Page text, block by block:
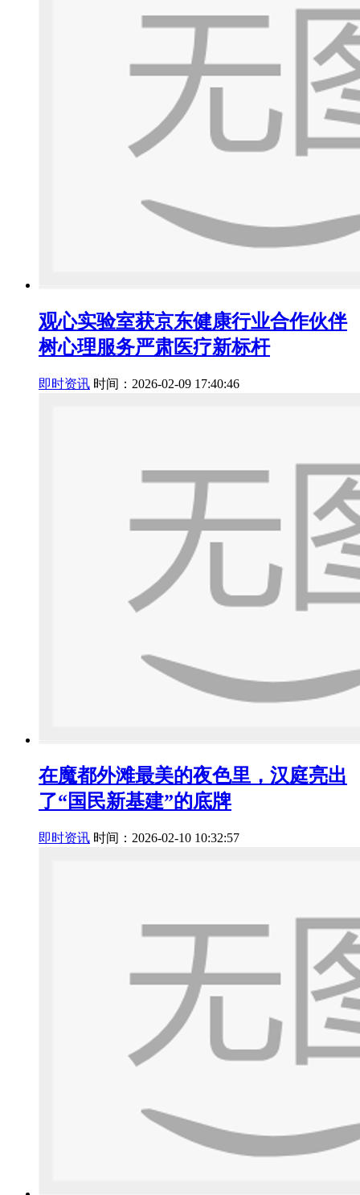
观心实验室获京东健康行业合作伙伴
树心理服务严肃医疗新标杆
即时资讯 时间：2026-02-09 17:40:46
在魔都外滩最美的夜色里，汉庭亮出
了“国民新基建”的底牌
即时资讯 时间：2026-02-10 10:32:57